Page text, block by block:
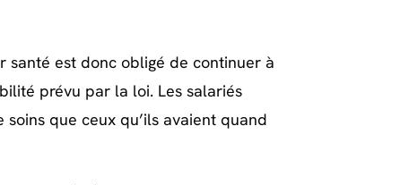
santé est donc obligé de continuer à
prévu par la loi. Les salariés
que ceux qu’ils avaient quand